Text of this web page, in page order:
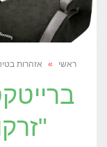
ראשי » אזהרות